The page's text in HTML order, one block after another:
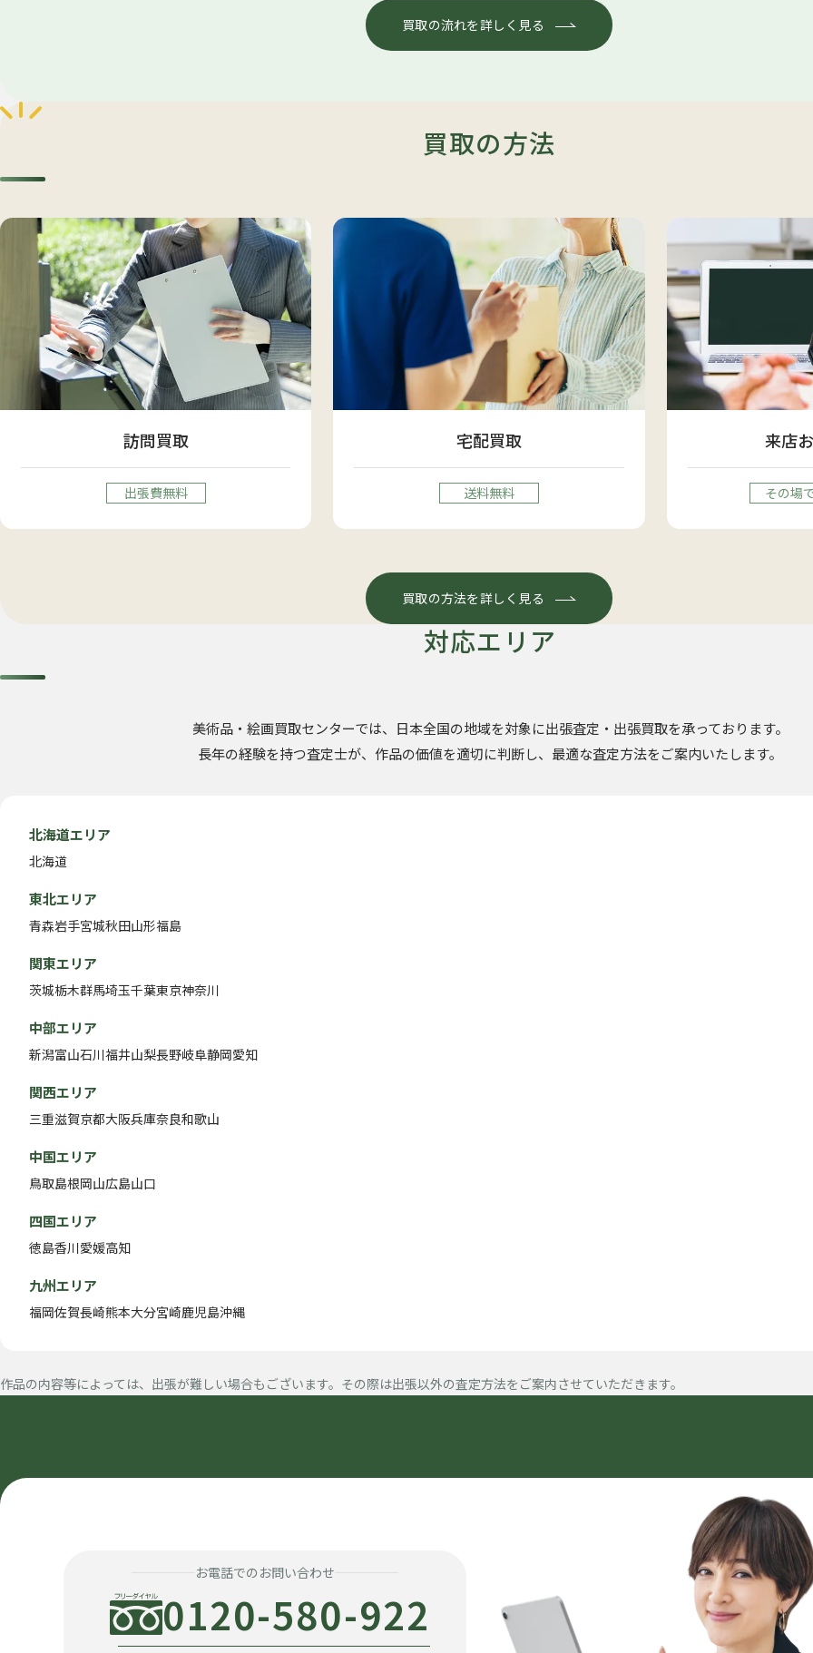
買取の流れを詳しく見る
買取の方法
訪問買取
出張費無料
宅配買取
送料無料
来店
その場
買取の方法を詳しく見る
対応エリア
美術品・絵画買取センターでは、日本全国の地域を対象に出張査定・出張買取を承っております。
長年の経験を持つ査定士が、作品の価値を適切に判断し、最適な査定方法をご案内いたします。
北海道エリア
北海道
東北エリア
青森岩手宮城秋田山形福島
関東エリア
茨城栃木群馬埼玉千葉東京神奈川
中部エリア
新潟富山石川福井山梨長野岐阜静岡愛知
関西エリア
三重滋賀京都大阪兵庫奈良和歌山
中国エリア
鳥取島根岡山広島山口
四国エリア
徳島香川愛媛高知
九州エリア
福岡佐賀長崎熊本大分宮崎鹿児島沖縄
作品の内容等によっては、出張が難しい場合もございます。その際は出張以外の査定方法をご案内させていただきます。
お電話でのお問い合わせ
0120-580-922